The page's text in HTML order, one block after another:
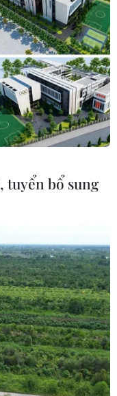
tuyển bổ sung